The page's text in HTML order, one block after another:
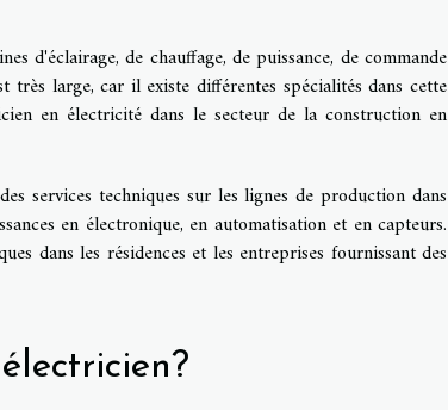
d'éclairage, de chauffage, de puissance, de commande
large, car il existe différentes spécialités dans cette
en électricité dans le secteur de la construction en
services techniques sur les lignes de production dans
en électronique, en automatisation et en capteurs.
dans les résidences et les entreprises fournissant des